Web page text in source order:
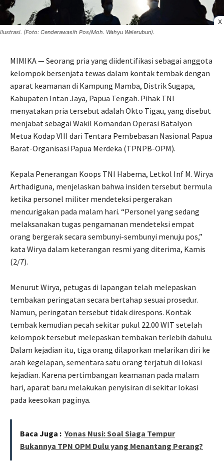
X
Ilustrasi. (Foto: Cenderawasih Pos/Moh. Wahyu Welerubun).
MIMIKA — Seorang pria yang diidentifikasi sebagai anggota
kelompok bersenjata tewas dalam kontak tembak dengan
aparat keamanan di Kampung Mamba, Distrik Sugapa,
Kabupaten Intan Jaya, Papua Tengah. Pihak TNI
menyatakan pria tersebut adalah Okto Tigau, yang disebut
menjabat sebagai Wakil Komandan Operasi Batalyon
Metua Kodap VIII dari Tentara Pembebasan Nasional Papua
Barat-Organisasi Papua Merdeka (TPNPB-OPM).
Kepala Penerangan Koops TNI Habema, Letkol Inf M. Wirya
Arthadiguna, menjelaskan bahwa insiden tersebut bermula
ketika personel militer mendeteksi pergerakan
mencurigakan pada malam hari. “Personel yang sedang
melaksanakan tugas pengamanan mendeteksi empat
orang bergerak secara sembunyi-sembunyi menuju pos,”
kata Wirya dalam keterangan resmi yang diterima, Kamis
(2/7).
Menurut Wirya, petugas di lapangan telah melepaskan
tembakan peringatan secara bertahap sesuai prosedur.
Namun, peringatan tersebut tidak direspons. Kontak
tembak kemudian pecah sekitar pukul 22.00 WIT setelah
kelompok tersebut melepaskan tembakan terlebih dahulu.
Dalam kejadian itu, tiga orang dilaporkan melarikan diri ke
arah kegelapan, sementara satu orang terjatuh di lokasi
kejadian. Karena pertimbangan keamanan pada malam
hari, aparat baru melakukan penyisiran di sekitar lokasi
pada keesokan paginya.
Baca Juga : Yonas Nusi: Soal Siaga Tempur
Bukannya TPN OPM Dulu yang Menantang Perang?